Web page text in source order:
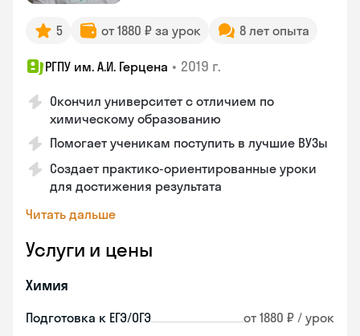
5 от 1880 ₽ за урок 8 лет опыта
РГПУ им. А.И. Герцена • 2019 г.
Окончил университет с отличием по
химическому образованию
Помогает ученикам поступить в лучшие ВУЗы
Создает практико-ориентированные уроки
для достижения результата
Читать дальше
Услуги и цены
Химия
Подготовка к ЕГЭ/ОГЭ от 1880 ₽ / урок